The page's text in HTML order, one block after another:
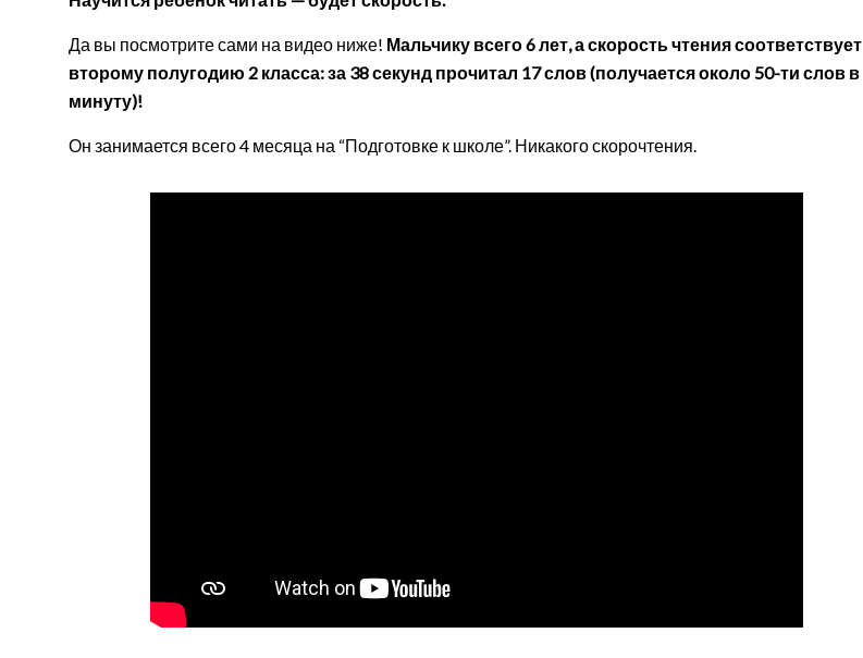
Да вы посмотрите сами на видео ниже! Мальчику всего 6 лет, а скорость чтения соответствует
второму полугодию 2 класса: за 38 секунд прочитал 17 слов (получается около 50-ти слов в
минуту)!
Он занимается всего 4 месяца на “Подготовке к школе”. Никакого скорочтения.